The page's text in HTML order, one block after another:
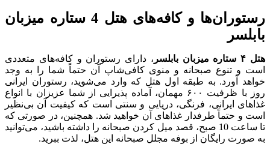
رستوران‌ها و کافه‌های هتل 4 ستاره میزبان
بابلسر
هتل ۴ ستاره میزبان بابلسر
، دارای رستوران و کافه‌های متعددی
است و تنوع صبحانه و منوی کافی‌شاپ آن حتماً شما را به وجد
خواهد آورد. به طبقه اول هتل که وارد می‌شوید، رستوران ایرانی
روز با ظرفیت ۶۰۰ مهمان، آماده پذیرایی از شما عزیزان با انواع
غذاهای ایرانی، فرنگی، دریایی و سنتی است که کیفیت آن بی‌نظیر
است و حتماً طرفدار غذاهای آن خواهید شد. همچنین، در صورتی که
تا ساعت 10 صبح، قصد میل کردن صبحانه را داشته باشید، می‌توانید
به صورت رایگان از بوفه مجلل صبحانه این هتل، لذت ببرید.